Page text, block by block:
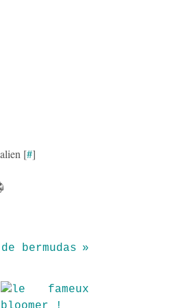
[#]
bermudas